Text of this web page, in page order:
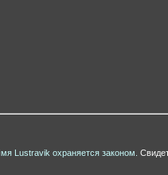
Lustravik охраняется законом.